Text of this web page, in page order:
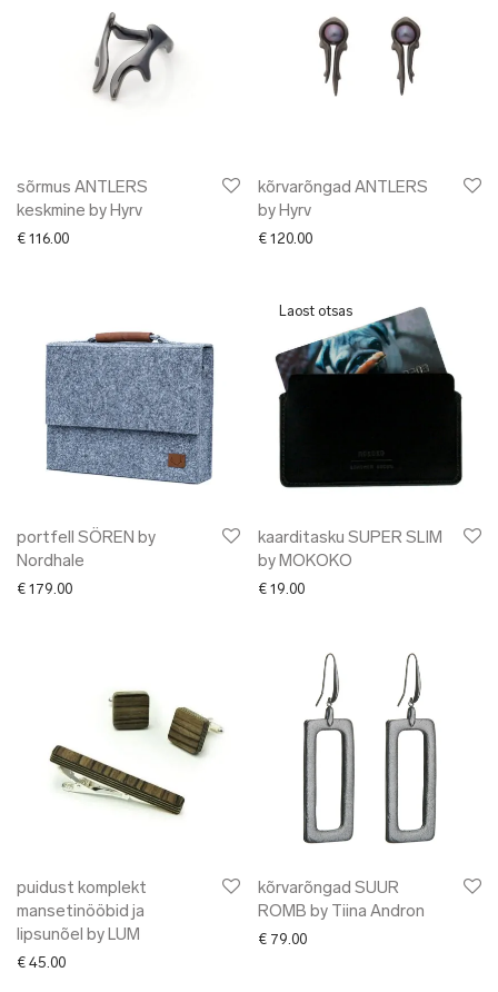
sõrmus ANTLERS
keskmine by Hyrv
€ 116.00
kõrvarõngad ANTLERS
by Hyrv
€ 120.00
portfell SÖREN by
Nordhale
€ 179.00
kaarditasku SUPER SLIM
by MOKOKO
€ 19.00
puidust komplekt
mansetinööbid ja
lipsunõel by LUM
€ 45.00
kõrvarõngad SUUR
ROMB by Tiina Andron
€ 79.00